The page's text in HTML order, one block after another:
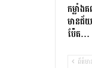
កម្លាំង
មានជ័
ប៉ែត…
ព័ត៌ម